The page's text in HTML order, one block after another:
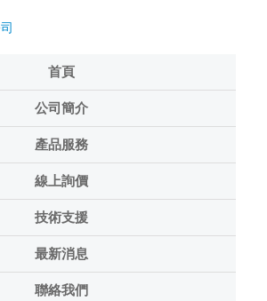
首頁
公司簡介
產品服務
線上詢價
技術支援
最新消息
聯絡我們